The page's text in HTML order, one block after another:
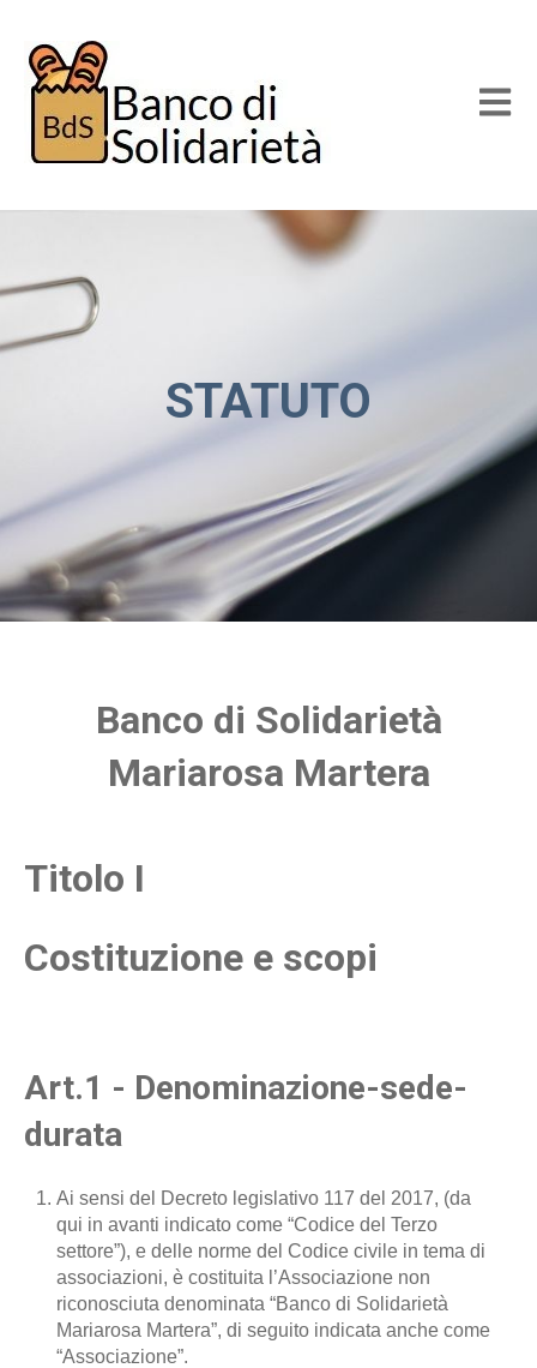
Apri
STATUTO
Banco di Solidarietà
Mariarosa Martera
Titolo I
Costituzione e scopi
Art.1 - Denominazione-sede-
durata
Ai sensi del Decreto legislativo 117 del 2017, (da
qui in avanti indicato come “Codice del Terzo
settore”), e delle norme del Codice civile in tema di
associazioni, è costituita l’Associazione non
riconosciuta denominata “Banco di Solidarietà
Mariarosa Martera”, di seguito indicata anche come
“Associazione”.